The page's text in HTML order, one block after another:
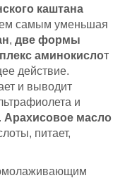
каштана
самым уменьшая
, две формы
аминокислот
действие.
и выводит
и
Арахисовое масло
питает,